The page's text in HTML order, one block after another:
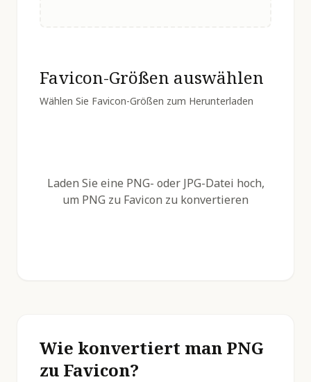
Favicon-Größen auswählen
Wählen Sie Favicon-Größen zum Herunterladen
Laden Sie eine PNG- oder JPG-Datei hoch,
um PNG zu Favicon zu konvertieren
Wie konvertiert man PNG
zu Favicon?